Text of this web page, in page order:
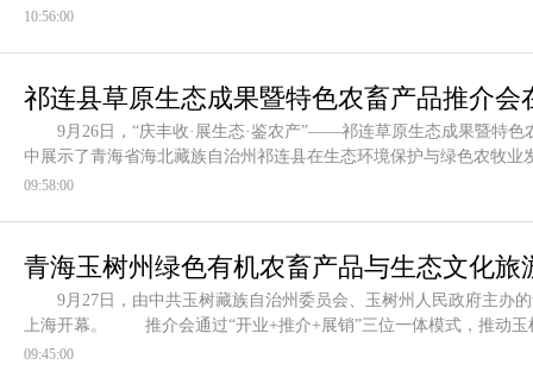
10:56:00
祁连县草原生态成果暨特色农畜产品推介
农畜产品亮相北京
9月26日，“庆丰收·展生态·鉴农产”——祁连草原生态成果暨特色
中展示了青海省海北藏族自治州祁连县在生态环境保护与绿色农牧业
09:58:00
青海玉树州绿色有机农畜产品与生态文化旅
9月27日，由中共玉树藏族自治州委员会、玉树州人民政府主办
上海开幕。 推介会通过“开业+推介+展销”三位一体模式，推动玉
09:45:00